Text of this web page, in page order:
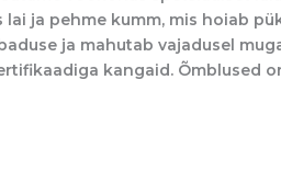
ja pehme kumm, mis hoiab
ja mahutab vajadusel
kangaid. Õmblused